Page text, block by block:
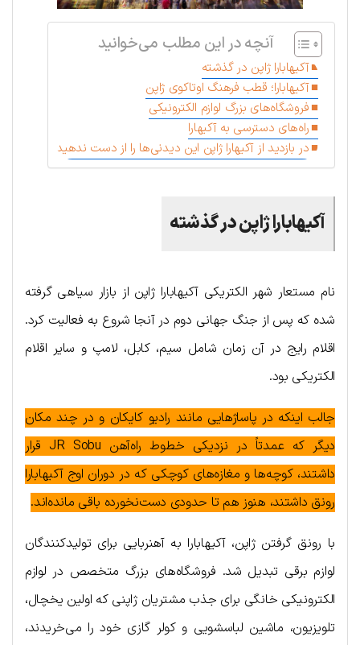
آنچه در این مطلب می‌خوانید
آکیهابارا ژاپن در گذشته
آکیهابارا؛ قطب فرهنگ اوتاکوی ژاپن
فروشگاه‌های بزرگ لوازم الکترونیکی
راه‌های دسترسی به آکیهارا
در بازدید از آکیهارا ژاپن این دیدنی‌ها را از دست ندهید
آکیهابارا ژاپن در گذشته
نام مستعار شهر الکتریکی آکیهابارا ژاپن از بازار سیاهی گرفته
شده که پس از جنگ جهانی دوم در آنجا شروع به فعالیت کرد.
اقلام رایج در آن زمان شامل سیم، کابل، لامپ و سایر اقلام
الکتریکی بود.
جالب اینکه در پاساژهایی مانند رادیو کایکان و در چند مکان
دیگر که عمدتاً در نزدیکی خطوط راه‌آهن JR Sobu قرار
داشتند، کوچه‌ها و مغازه‌های کوچکی که در دوران اوج آکیهابارا
رونق داشتند، هنوز هم تا حدودی دست‌نخورده باقی مانده‌اند.
با رونق گرفتن ژاپن، آکیهابارا به آهنربایی برای تولیدکنندگان
لوازم برقی تبدیل شد. فروشگاه‌های بزرگ متخصص در لوازم
الکترونیکی خانگی برای جذب مشتریان ژاپنی که اولین یخچال،
تلویزیون، ماشین لباسشویی و کولر گازی خود را می‌خریدند،